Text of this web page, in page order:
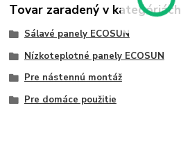
Tovar zaradený v kategóriách
Sálavé panely ECOSUN
Nízkoteplotné panely ECOSUN
Pre nástennú montáž
Pre domáce použitie